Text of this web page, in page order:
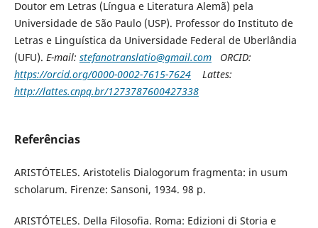
Doutor em Letras (Língua e Literatura Alemã) pela
Universidade de São Paulo (USP). Professor do Instituto de
Letras e Linguística da Universidade Federal de Uberlândia
(UFU). E-mail: stefanotranslatio@gmail.comORCID:
https://orcid.org/0000-0002-7615-7624Lattes:
http://lattes.cnpq.br/1273787600427338
Referências
ARISTÓTELES. Aristotelis Dialogorum fragmenta: in usum
scholarum. Firenze: Sansoni, 1934. 98 p.
ARISTÓTELES. Della Filosofia. Roma: Edizioni di Storia e